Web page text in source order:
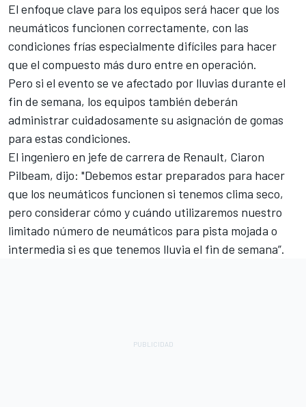
El enfoque clave para los equipos será hacer que los
neumáticos funcionen correctamente, con las
condiciones frías especialmente difíciles para hacer
que el compuesto más duro entre en operación.
Pero si el evento se ve afectado por lluvias durante el
fin de semana, los equipos también deberán
administrar cuidadosamente su asignación de gomas
para estas condiciones.
El ingeniero en jefe de carrera de Renault, Ciaron
Pilbeam, dijo: "Debemos estar preparados para hacer
que los neumáticos funcionen si tenemos clima seco,
pero considerar cómo y cuándo utilizaremos nuestro
limitado número de neumáticos para pista mojada o
intermedia si es que tenemos lluvia el fin de semana”.